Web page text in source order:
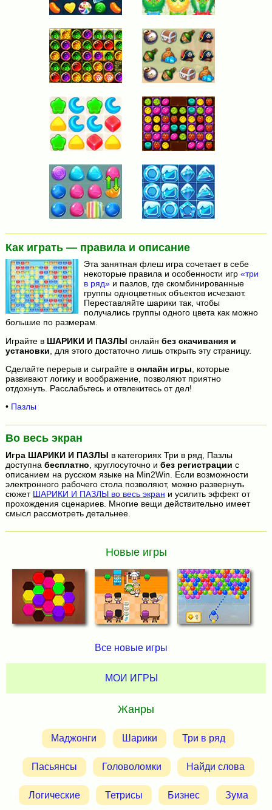
Как играть — правила и описание
Эта занятная флеш игра сочетает в себе
некоторые правила и особенности игр «три
в ряд»и пазлов, где скомбинированные
группы одноцветных объектов исчезают.
Переставляйте шарики так, чтобы
получались группы одного цвета как можно
большие по размерам.
Играйте в ШАРИКИ И ПАЗЛЫ онлайн без скачивания и
установки , для этого достаточно лишь открыть эту страницу.
Сделайте перерыв и сыграйте в онлайн игры , которые
развивают логику и воображение, позволяют приятно
отдохнуть. Расслабьтесь и отвлекитесь от дел!
• Пазлы
Во весь экран
Игра ШАРИКИ И ПАЗЛЫ в категориях Три в ряд, Пазлы
доступна бесплатно , круглосуточно и без регистрации с
описанием на русском языке на Min2Win. Если возможности
электронного рабочего стола позволяют, можно развернуть
сюжет ШАРИКИ И ПАЗЛЫ во весь экран и усилить эффект от
прохождения сценариев. Многие вещи действительно имеет
смысл рассмотреть детальнее.
Новые игры
Все новые игры
МОИ ИГРЫ
Жанры
Маджонги Шарики Три в ряд
Пасьянсы Головоломки Найди слова
Логические Тетрисы Бизнес Зума